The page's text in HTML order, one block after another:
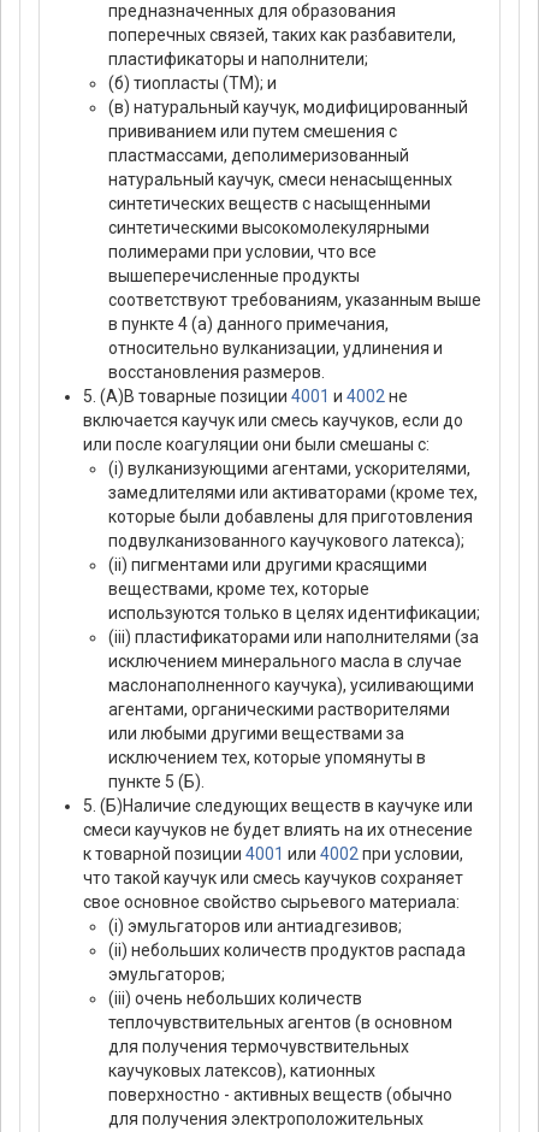
предназначенных для образования
поперечных связей, таких как разбавители,
пластификаторы и наполнители;
(б) тиопласты (ТМ); и
(в) натуральный каучук, модифицированный
прививанием или путем смешения с
пластмассами, деполимеризованный
натуральный каучук, смеси ненасыщенных
синтетических веществ с насыщенными
синтетическими высокомолекулярными
полимерами при условии, что все
вышеперечисленные продукты
соответствуют требованиям, указанным выше
в пункте 4 (а) данного примечания,
относительно вулканизации, удлинения и
восстановления размеров.
5. (А)В товарные позиции 4001 и 4002 не
включается каучук или смесь каучуков, если до
или после коагуляции они были смешаны с:
(i) вулканизующими агентами, ускорителями,
замедлителями или активаторами (кроме тех,
которые были добавлены для приготовления
подвулканизованного каучукового латекса);
(ii) пигментами или другими красящими
веществами, кроме тех, которые
используются только в целях идентификации;
(iii) пластификаторами или наполнителями (за
исключением минерального масла в случае
маслонаполненного каучука), усиливающими
агентами, органическими растворителями
или любыми другими веществами за
исключением тех, которые упомянуты в
пункте 5 (Б).
5. (Б)Hаличие следующих веществ в каучуке или
смеси каучуков не будет влиять на их отнесение
к товарной позиции 4001 или 4002 при условии,
что такой каучук или смесь каучуков сохраняет
свое основное свойство сырьевого материала:
(i) эмульгаторов или антиадгезивов;
(ii) небольших количеств продуктов распада
эмульгаторов;
(iii) очень небольших количеств
теплочувствительных агентов (в основном
для получения термочувствительных
каучуковых латексов), катионных
поверхностно - активных веществ (обычно
для получения электроположительных